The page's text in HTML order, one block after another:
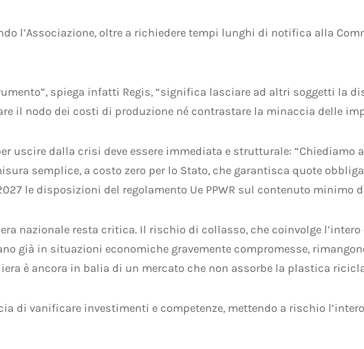
l’Associazione, oltre a richiedere tempi lunghi di notifica alla
spiega infatti Regis, “significa lasciare ad altri soggetti la
il nodo dei costi di produzione né contrastare la minaccia delle
uscire dalla crisi deve essere immediata e strutturale: “Chiediamo
semplice, a costo zero per lo Stato, che garantisca quote
le disposizioni del regolamento Ue PPWR sul contenuto minimo
nazionale resta critica. Il rischio di collasso, che coinvolge
già in situazioni economiche gravemente compromesse,
è ancora in balia di un mercato che non assorbe la plastica
di vanificare investimenti e competenze, mettendo a rischio